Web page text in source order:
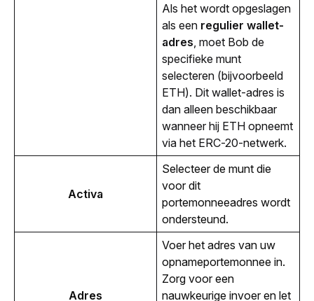
Als het wordt opgeslagen
als een regulier wallet-
adres , moet Bob de
specifieke munt
selecteren (bijvoorbeeld
ETH). Dit wallet-adres is
dan alleen beschikbaar
wanneer hij ETH opneemt
via het ERC-20-netwerk.
Activa
Selecteer de munt die
voor dit
portemonneeadres wordt
ondersteund.
Adres
Voer het adres van uw
opnameportemonnee in.
Zorg voor een
nauwkeurige invoer en let